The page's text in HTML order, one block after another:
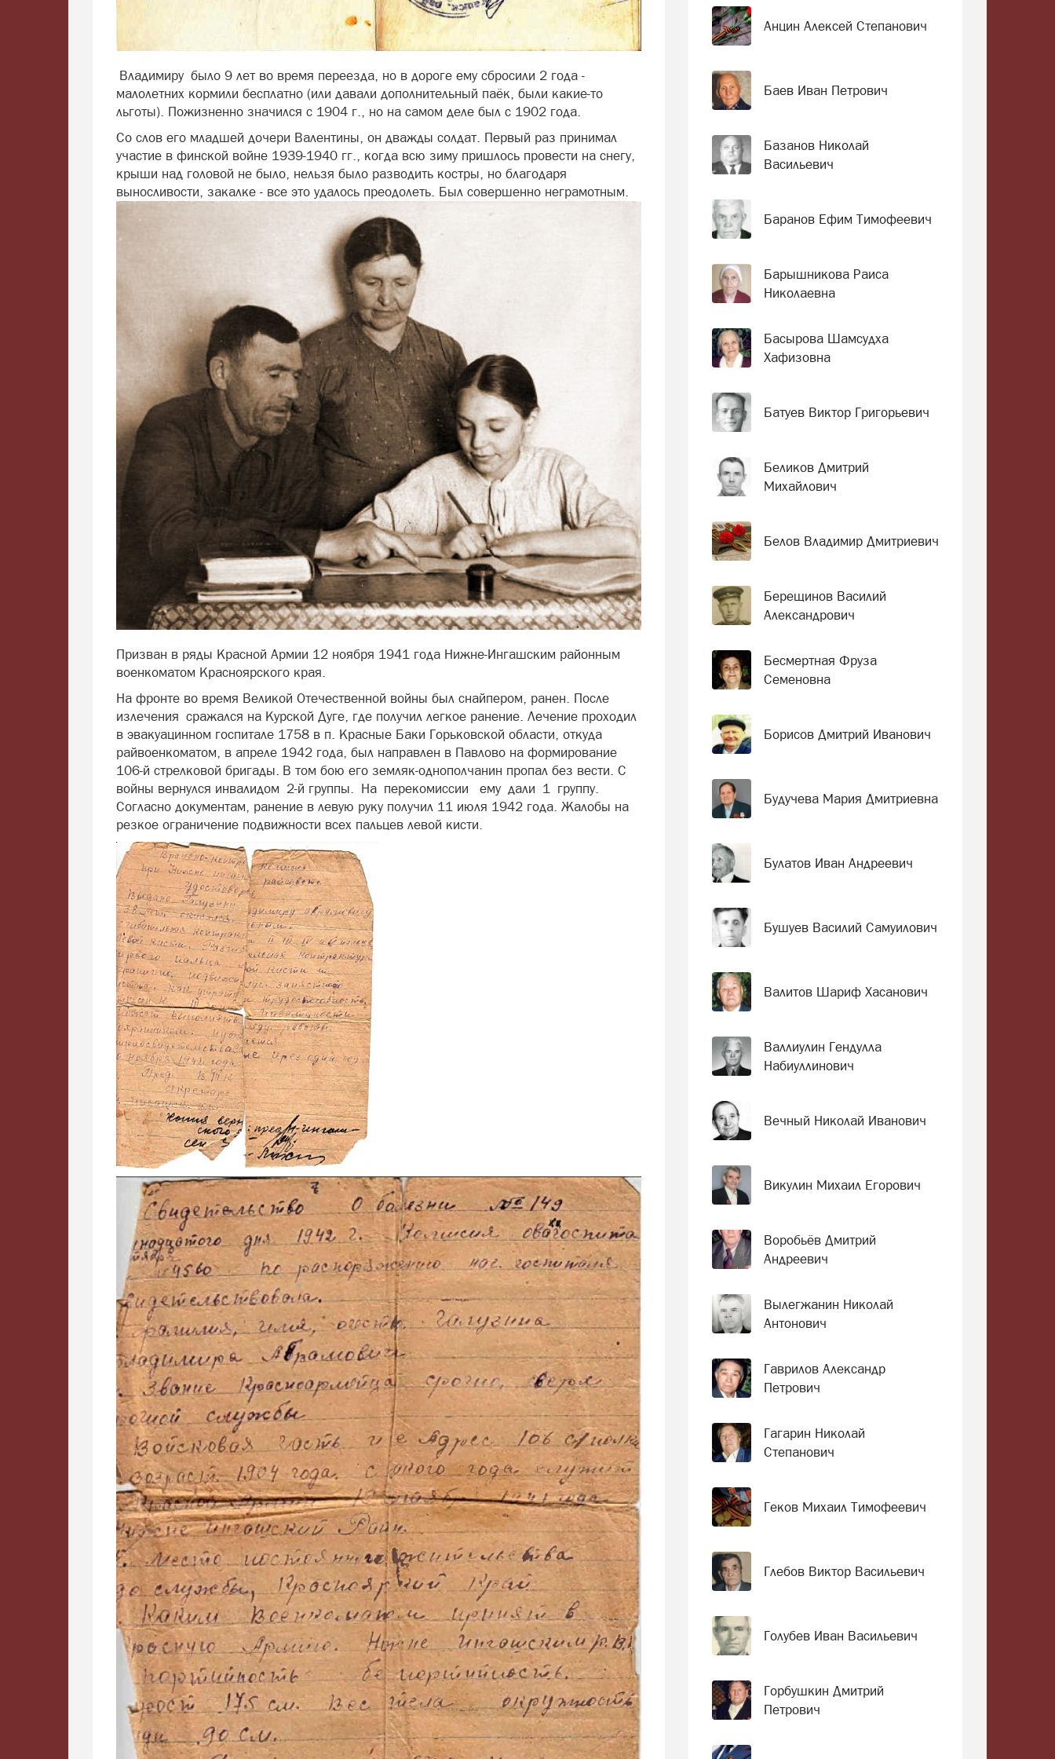
Владимиру было 9 лет во время переезда, но в дороге ему сбросили 2 года -
малолетних кормили бесплатно (или давали дополнительный паёк, были какие-то
льготы). Пожизненно значился с 1904 г., но на самом деле был с 1902 года.
Со слов его младшей дочери Валентины, он дважды солдат. Первый раз принимал
участие в финской войне 1939-1940 гг., когда всю зиму пришлось провести на снегу,
крыши над головой не было, нельзя было разводить костры, но благодаря
выносливости, закалке - все это удалось преодолеть. Был совершенно неграмотным.
Призван в ряды Красной Армии 12 ноября 1941 года Нижне-Ингашским районным
военкоматом Красноярского края.
На фронте во время Великой Отечественной войны был снайпером, ранен. После
излечения сражался на Курской Дуге, где получил легкое ранение. Лечение проходил
в эвакуацинном госпитале 1758 в п. Красные Баки Горьковской области, откуда
райвоенкоматом, в апреле 1942 года, был направлен в Павлово на формирование
106-й стрелковой бригады. В том бою его земляк-однополчанин пропал без вести. С
войны вернулся инвалидом 2-й группы. На перекомиссии ему дали 1 группу.
Согласно документам, ранение в левую руку получил 11 июля 1942 года. Жалобы на
резкое ограничение подвижности всех пальцев левой кисти.
Анцин Алексей Степанович
Баев Иван Петрович
Базанов Николай
Васильевич
Баранов Ефим Тимофеевич
Барышникова Раиса
Николаевна
Басырова Шамсудха
Хафизовна
Батуев Виктор Григорьевич
Беликов Дмитрий
Михайлович
Белов Владимир Дмитриевич
Берещинов Василий
Александрович
Бесмертная Фруза
Семеновна
Борисов Дмитрий Иванович
Будучева Мария Дмитриевна
Булатов Иван Андреевич
Бушуев Василий Самуилович
Валитов Шариф Хасанович
Валлиулин Гендулла
Набиуллинович
Вечный Николай Иванович
Викулин Михаил Егорович
Воробьёв Дмитрий
Андреевич
Вылегжанин Николай
Антонович
Гаврилов Александр
Петрович
Гагарин Николай
Степанович
Геков Михаил Тимофеевич
Глебов Виктор Васильевич
Голубев Иван Васильевич
Горбушкин Дмитрий
Петрович